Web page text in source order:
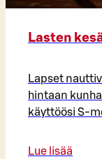
Lasten
Lapset
hintaan
käyttöösi S-
Lue lisää